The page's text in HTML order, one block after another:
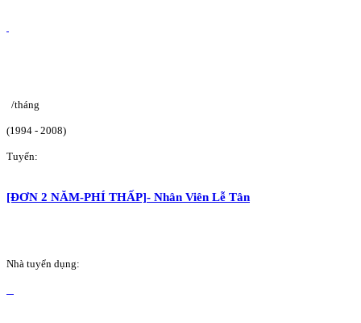
/tháng
(1994 - 2008)
Tuyển:
[ĐƠN 2 NĂM-PHÍ THẤP]- Nhân Viên Lễ Tân
Nhà tuyển dụng: